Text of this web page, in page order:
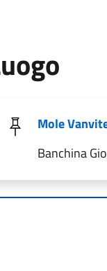
Mole
Banchina